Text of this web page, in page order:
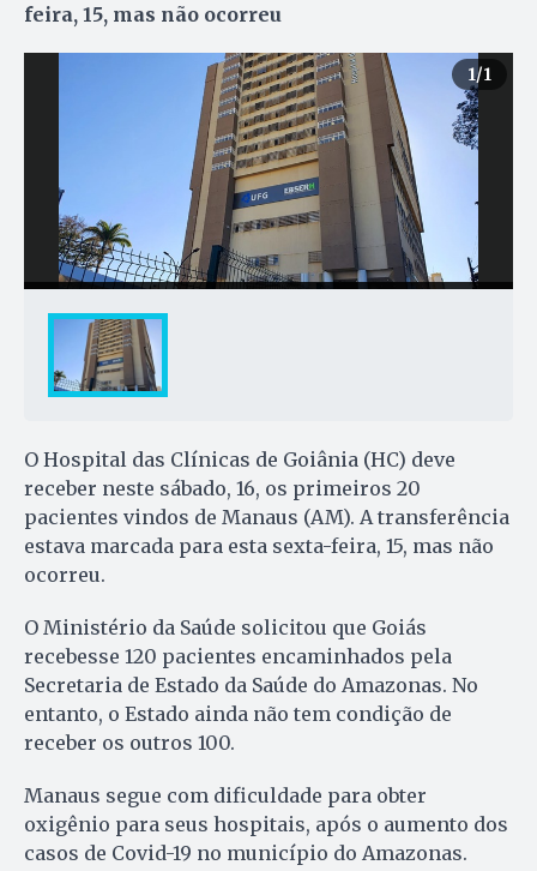
feira, 15, mas não ocorreu
1/1
O Hospital das Clínicas de Goiânia (HC) deve
receber neste sábado, 16, os primeiros 20
pacientes vindos de Manaus (AM). A transferência
estava marcada para esta sexta-feira, 15, mas não
ocorreu.
O Ministério da Saúde solicitou que Goiás
recebesse 120 pacientes encaminhados pela
Secretaria de Estado da Saúde do Amazonas. No
entanto, o Estado ainda não tem condição de
receber os outros 100.
Manaus segue com dificuldade para obter
oxigênio para seus hospitais, após o aumento dos
casos de Covid-19 no município do Amazonas.